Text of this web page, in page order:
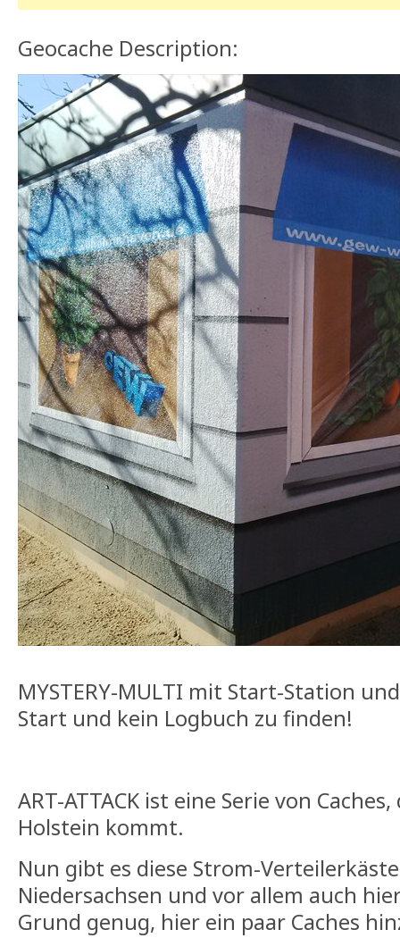
Geocache Description:
MYSTERY-MULTI mit Start-Station
Start und kein Logbuch zu finden!
ART-ATTACK ist eine Serie von
Holstein kommt.
Nun gibt es diese Strom-
Niedersachsen und vor allem auch
Grund genug, hier ein paar Caches